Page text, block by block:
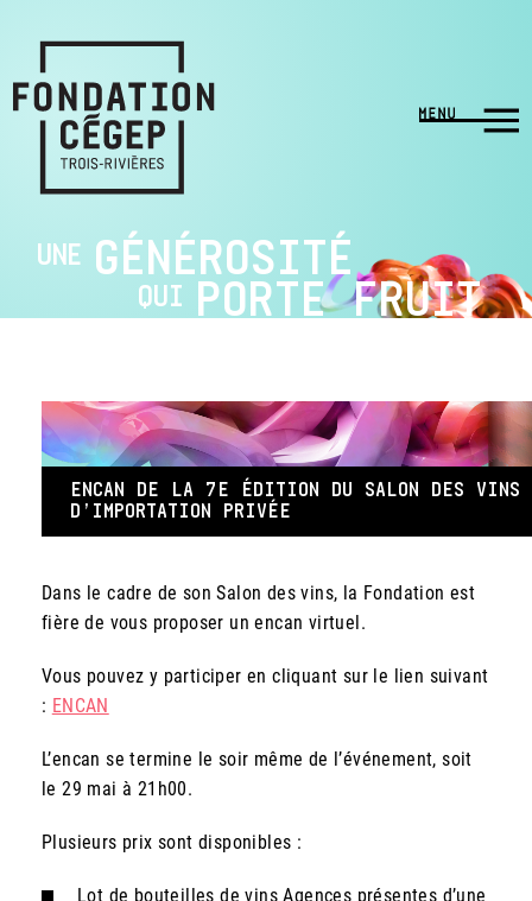
UNE GÉNÉROSITÉ
QUI PORTE FRUIT
ENCAN DE LA 7E ÉDITION DU SALON DES VINS
D’IMPORTATION PRIVÉE
Dans le cadre de son Salon des vins, la Fondation est
fière de vous proposer un encan virtuel.
Vous pouvez y participer en cliquant sur le lien suivant
: ENCAN
L’encan se termine le soir même de l’événement, soit
le 29 mai à 21h00.
Plusieurs prix sont disponibles :
Lot de bouteilles de vins Agences présentes d’une